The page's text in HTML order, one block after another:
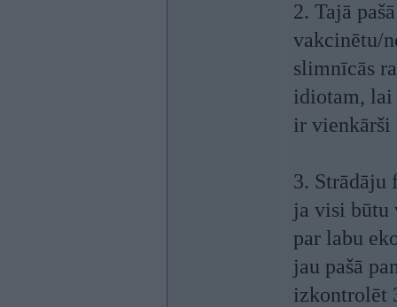
2. Tajā
vakcinētu/
slimnīcās
idiotam, lai
ir vienkārši
3. Strādāju
ja visi būtu
par labu
jau pašā
izkontrolēt